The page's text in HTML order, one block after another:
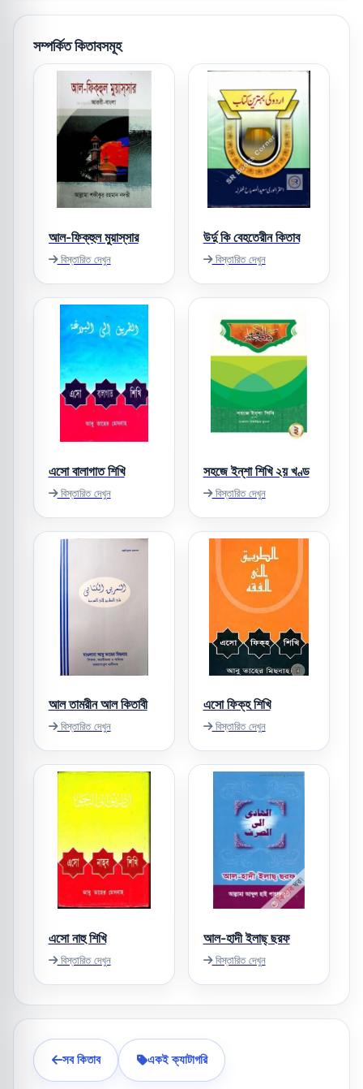
সম্পর্কিত কিতাবসমূহ
আল-ফিক্‌হুল মুয়াস্‌সার
বিস্তারিত দেখুন
উর্দু কি বেহতেরীন কিতাব
বিস্তারিত দেখুন
এসো বালাগাত শিখি
বিস্তারিত দেখুন
সহজে ইন্‌শা শিখি ২য় খণ্ড
বিস্তারিত দেখুন
আল তামরীন আল কিতাবী
বিস্তারিত দেখুন
এসো ফিক্‌হ শিখি
বিস্তারিত দেখুন
এসো নাহু শিখি
বিস্তারিত দেখুন
আল-হাদী ইলাছ্‌ ছরফ
বিস্তারিত দেখুন
সব কিতাব একই ক্যাটাগরি